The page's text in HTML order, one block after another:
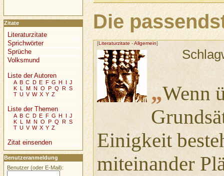
Die
[Literaturzitate -Allgemein]
„Wenn
Einigkeit
miteinander
Zitate
Literaturzitate
Sprichwörter
Sprüche
Volksmund
Liste der Autoren
A B C D E F G H I J
K L M N O P Q R S
T U V W X Y Z
Liste der Themen
A B C D E F G H I J
K L M N O P Q R S
T U V W X Y Z
Zitat einsenden
Benutzeranmeldung
Benutzer (oder E-Mail):